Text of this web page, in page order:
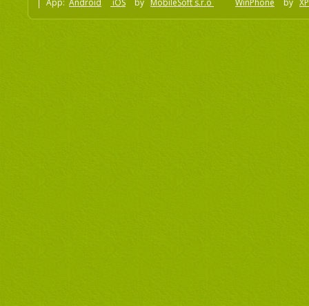
App: Android iOS by MobileSoft s.r.o WinPhone by